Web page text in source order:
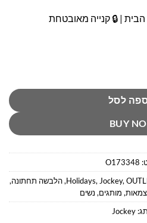
| 🔒 קנייה מאובטחת
לסל
BUY
O173348
Holidays, Jockey,
,הלבשה תחתונה,
, מותגים, נשים
Jockey